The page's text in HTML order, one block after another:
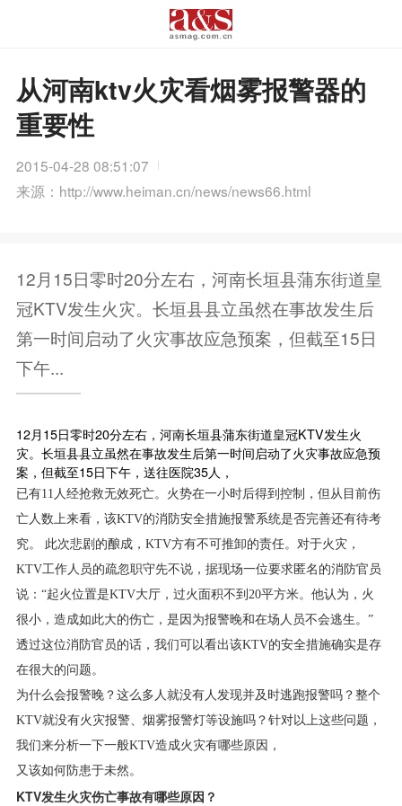
从河南ktv火灾看烟雾报警器的
重要性
2015-04-28 08:51:07
来源：http://www.heiman.cn/news/news66.html
12月15日零时20分左右，河南长垣县蒲东街道皇
冠KTV发生火灾。长垣县县立虽然在事故发生后
第一时间启动了火灾事故应急预案，但截至15日
下午...
12月15日零时20分左右，河南长垣县蒲东街道皇冠KTV发生火
灾。长垣县县立虽然在事故发生后第一时间启动了火灾事故应急预
案，但截至15日下午，送往医院35人，
已有11人经抢救无效死亡。火势在一小时后得到控制，但从目前伤
亡人数上来看，该KTV的消防安全措施报警系统是否完善还有待考
究。 此次悲剧的酿成，KTV方有不可推卸的责任。对于火灾，
KTV工作人员的疏忽职守先不说，据现场一位要求匿名的消防官员
说：“起火位置是KTV大厅，过火面积不到20平方米。他认为，火
很小，造成如此大的伤亡，是因为报警晚和在场人员不会逃生。”
透过这位消防官员的话，我们可以看出该KTV的安全措施确实是存
在很大的问题。
为什么会报警晚？这么多人就没有人发现并及时逃跑报警吗？整个
KTV就没有火灾报警、烟雾报警灯等设施吗？针对以上这些问题，
我们来分析一下一般KTV造成火灾有哪些原因，
又该如何防患于未然。
KTV发生火灾伤亡事故有哪些原因？